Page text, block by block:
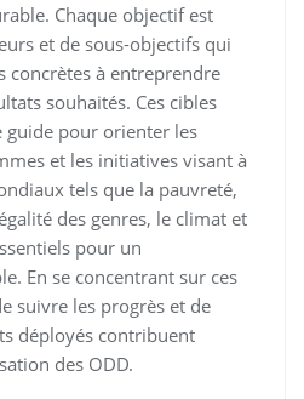
Chaque objectif est
et de sous-objectifs qui
concrètes à entreprendre
souhaités. Ces cibles
guide pour orienter les
et les initiatives visant à
tels que la pauvreté,
des genres, le climat et
pour un
En se concentrant sur ces
suivre les progrès et de
déployés contribuent
des ODD.